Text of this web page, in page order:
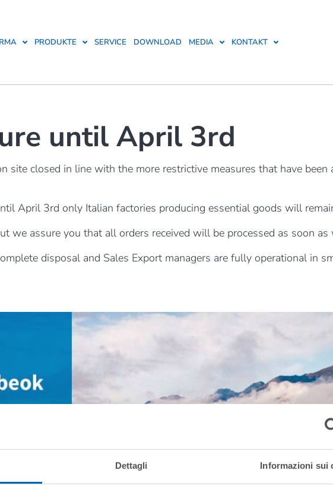
Dettagli Informazioni sui
PRODUKTE SERVICE DOWNLOAD MEDIA KONTAKT
until April 3rd
site closed in line with the more restrictive measures that have
April 3rd only Italian factories producing essential goods will
we assure you that all orders received will be processed as soon as
disposal and Sales Export managers are fully operational in